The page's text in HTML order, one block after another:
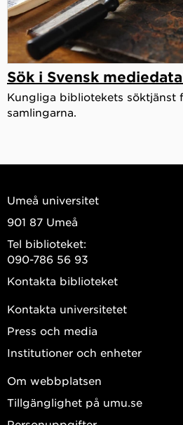
Sök i Svensk
Kungliga bibliotekets söktjänst
samlingarna.
Umeå universitet
901 87 Umeå
Tel biblioteket:
090-786 56 93
Kontakta biblioteket
Kontakta universitetet
Press och media
Institutioner och enheter
Om webbplatsen
Tillgänglighet på umu.se